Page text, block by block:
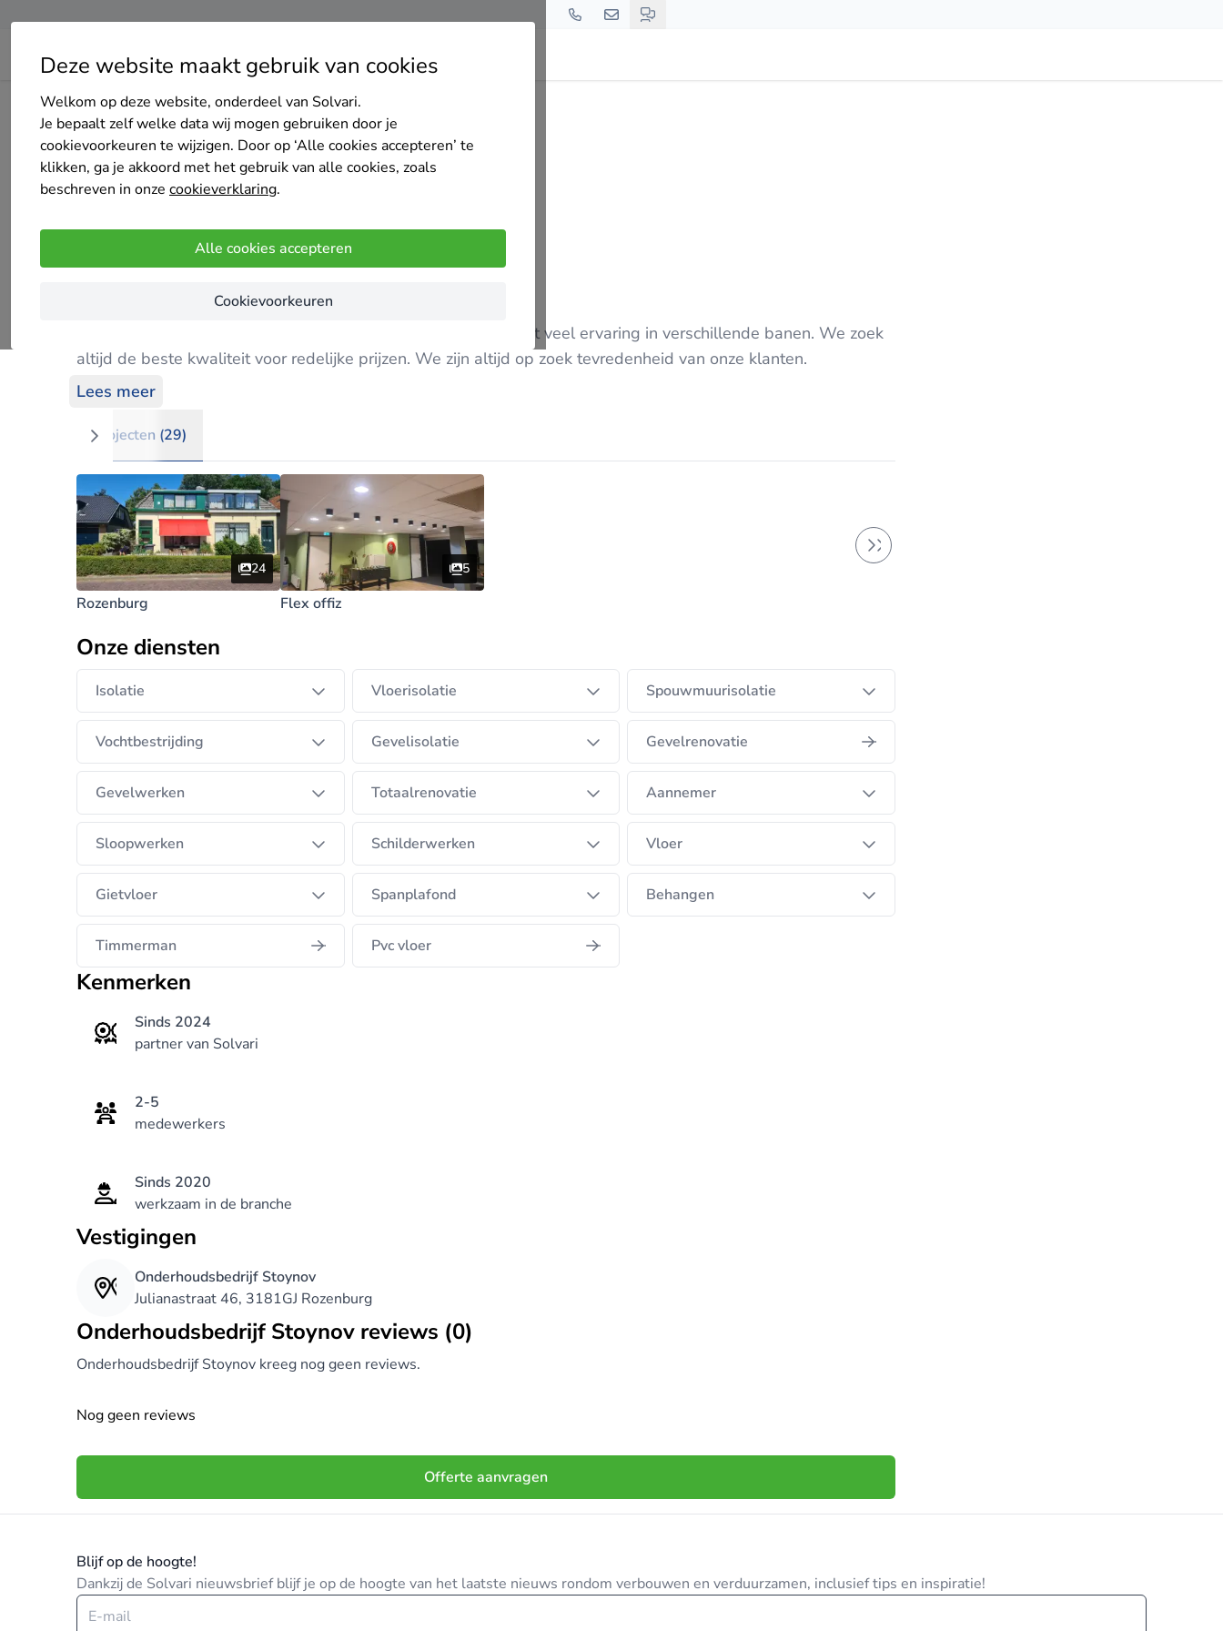
Deze website maakt gebruik van cookies
Welkom op deze website, onderdeel van Solvari.
Je bepaalt zelf welke data wij mogen gebruiken door je
cookievoorkeuren te wijzigen. Door op ‘Alle cookies accepteren’ te
klikken, ga je akkoord met het gebruik van alle cookies, zoals
beschreven in onze cookieverklaring.
Alle cookies accepteren
Cookievoorkeuren
Home Bedrijven overzicht Onderhoudsbedrijf Stoynov
Onderhoudsbedrijf Stoynov
Nog geen reviews
Onderhoudsbedrijf Stoynov is een totaalonderhoud bedrijf met veel ervaring in verschillende banen. We zoek
altijd de beste kwaliteit voor redelijke prijzen. We zijn altijd op zoek tevredenheid van onze klanten.
Lees meer
Projecten (29)
24
Rozenburg
5
Flex offiz
Onze diensten
Isolatie Vloerisolatie Spouwmuurisolatie
Vochtbestrijding Gevelisolatie Gevelrenovatie
Gevelwerken Totaalrenovatie Aannemer
Sloopwerken Schilderwerken Vloer
Gietvloer Spanplafond Behangen
Timmerman Pvc vloer
Kenmerken
Sinds 2024
partner van Solvari
2-5
medewerkers
Sinds 2020
werkzaam in de branche
Vestigingen
Onderhoudsbedrijf Stoynov
Julianastraat 46, 3181GJ Rozenburg
Onderhoudsbedrijf Stoynov reviews (0)
Onderhoudsbedrijf Stoynov kreeg nog geen reviews.
Nog geen reviews
Offerte aanvragen
Blijf op de hoogte!
Dankzij de Solvari nieuwsbrief blijf je op de hoogte van het laatste nieuws rondom verbouwen en verduurzamen, inclusief tips en inspiratie!